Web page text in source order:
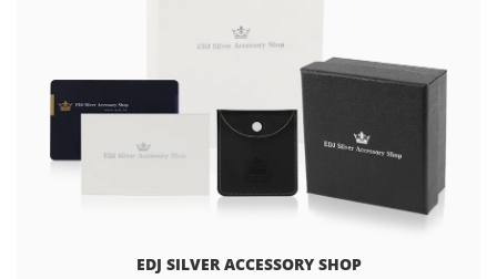
EDJ SILVER ACCESSORY SHOP